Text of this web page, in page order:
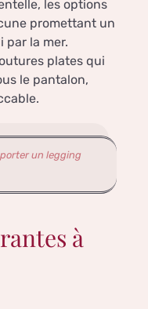
les options
promettant un
par la mer.
plates qui
le pantalon,
un legging
à